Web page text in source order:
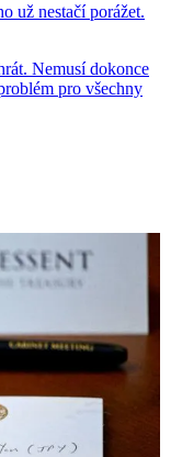
už nestačí porážet.
Nemusí dokonce
pro všechny